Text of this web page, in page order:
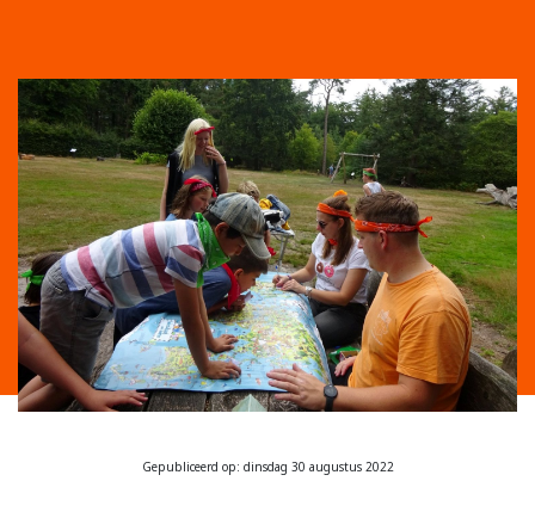
Gepubliceerd op: dinsdag 30 augustus 2022